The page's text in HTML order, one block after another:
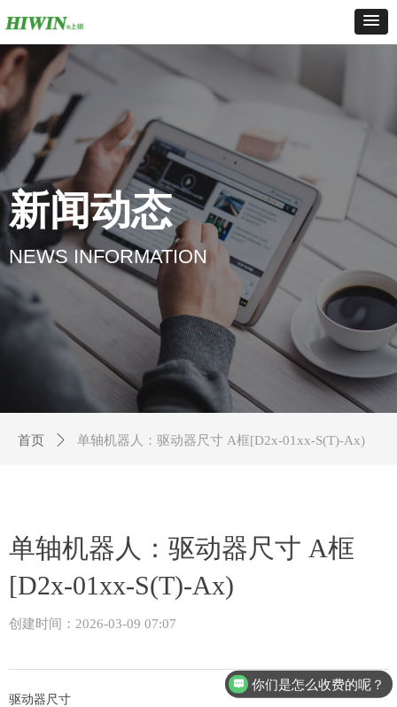
新闻动态
NEWS INFORMATION
首页 ꄲ 单轴机器人：驱动器尺寸 A框[D2x-01xx-S(T)-Ax)
单轴机器人：驱动器尺寸 A框
[D2x-01xx-S(T)-Ax)
创建时间： 2026-03-09 07:07
驱动器尺寸
你们是怎么收费的呢？